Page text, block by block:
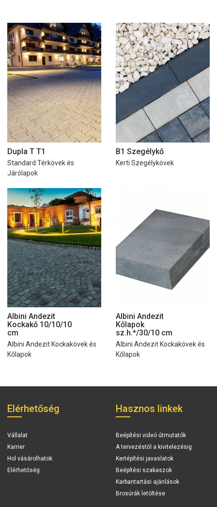
Dupla T T1
Standard Térkövek és
Járólapok
B1 Szegélykő
Kerti Szegélykövek
Albini Andezit
Kockakő 10/10/10
cm
Albini Andezit Kockakövek és
Kőlapok
Albini Andezit
Kőlapok
sz.h.*/30/10 cm
Albini Andezit Kockakövek és
Kőlapok
Elérhetőség
Vállalat
Karrier
Hol vásárolhatok
Elérhetőség
Hasznos linkek
Beépítési videó útmutatók
A tervezéstől a kivitelezésig
Kertépítési javaslatok
Beépítési szakaszok
Karbantartási ajánlások
Brosúrák letöltése